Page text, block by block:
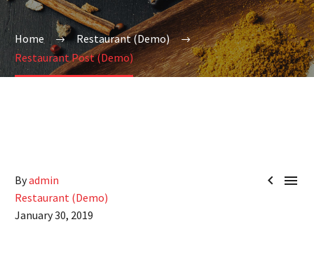
Home
Restaurant (Demo)
Restaurant Post (Demo)
 
Byadmin
Restaurant (Demo)
January 30, 2019